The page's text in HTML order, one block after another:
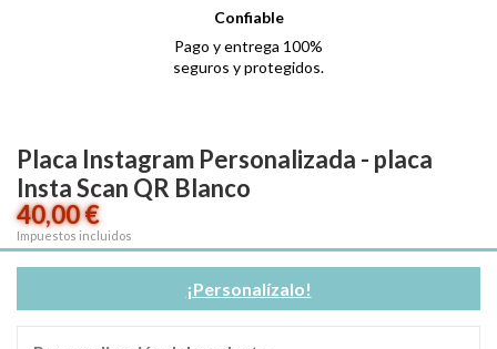
Confiable
Pago y entrega 100%
seguros y protegidos.
Placa Instagram Personalizada - placa
Insta Scan QR Blanco
40,00 €
Impuestos incluidos
¡Personalízalo!